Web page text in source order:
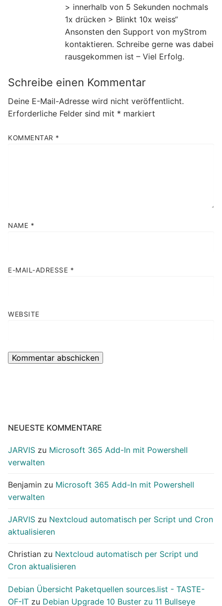
> innerhalb von 5 Sekunden nochmals
1x drücken > Blinkt 10x weiss“
Ansonsten den Support von myStrom
kontaktieren. Schreibe gerne was dabei
rausgekommen ist – Viel Erfolg.
Schreibe einen Kommentar
Deine E-Mail-Adresse wird nicht veröffentlicht.
Erforderliche Felder sind mit * markiert
KOMMENTAR *
NAME *
E-MAIL-ADRESSE *
WEBSITE
NEUESTE KOMMENTARE
JARVIS zu Microsoft 365 Add-In mit Powershell
verwalten
Benjamin zu Microsoft 365 Add-In mit Powershell
verwalten
JARVIS zu Nextcloud automatisch per Script und Cron
aktualisieren
Christian zu Nextcloud automatisch per Script und
Cron aktualisieren
Debian Übersicht Paketquellen sources.list - TASTE-
OF-IT zu Debian Upgrade 10 Buster zu 11 Bullseye